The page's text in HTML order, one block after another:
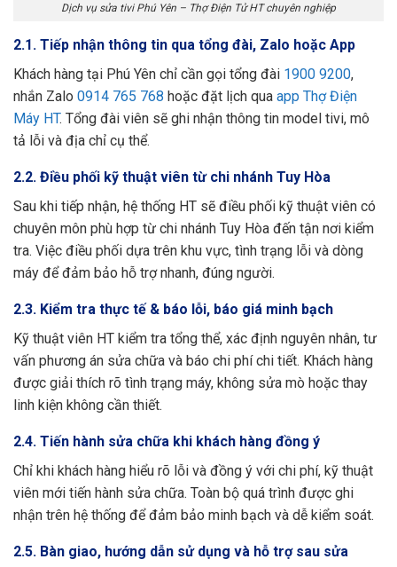
Dịch vụ sửa tivi Phú Yên – Thợ Điện Tử HT chuyên nghiệp
2.1. Tiếp nhận thông tin qua tổng đài, Zalo hoặc App
Khách hàng tại Phú Yên chỉ cần gọi tổng đài 1900 9200,
nhắn Zalo 0914 765 768 hoặc đặt lịch qua app Thợ Điện
Máy HT. Tổng đài viên sẽ ghi nhận thông tin model tivi, mô
tả lỗi và địa chỉ cụ thể.
2.2. Điều phối kỹ thuật viên từ chi nhánh Tuy Hòa
Sau khi tiếp nhận, hệ thống HT sẽ điều phối kỹ thuật viên có
chuyên môn phù hợp từ chi nhánh Tuy Hòa đến tận nơi kiểm
tra. Việc điều phối dựa trên khu vực, tình trạng lỗi và dòng
máy để đảm bảo hỗ trợ nhanh, đúng người.
2.3. Kiểm tra thực tế & báo lỗi, báo giá minh bạch
Kỹ thuật viên HT kiểm tra tổng thể, xác định nguyên nhân, tư
vấn phương án sửa chữa và báo chi phí chi tiết. Khách hàng
được giải thích rõ tình trạng máy, không sửa mò hoặc thay
linh kiện không cần thiết.
2.4. Tiến hành sửa chữa khi khách hàng đồng ý
Chỉ khi khách hàng hiểu rõ lỗi và đồng ý với chi phí, kỹ thuật
viên mới tiến hành sửa chữa. Toàn bộ quá trình được ghi
nhận trên hệ thống để đảm bảo minh bạch và dễ kiểm soát.
2.5. Bàn giao, hướng dẫn sử dụng và hỗ trợ sau sửa